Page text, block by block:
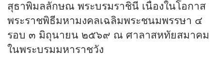
สุธาพิมลลักษณ พระบรมราชินี เนื่องในโอกาส
พระราชพิธีมหามงคลเฉลิมพระชนมพรรษา ๔
รอบ ๓ มิถุนายน ๒๕๖๙ ณ ศาลาสหทัยสมาคม
ในพระบรมมหาราชวัง